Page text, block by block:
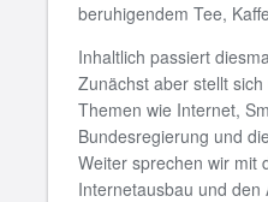
beruhigendem Tee,
Inhaltlich passiert
Zunächst aber stellt
Themen wie Internet,
Bundesregierung und
Weiter sprechen wir mit
Internetausbau und